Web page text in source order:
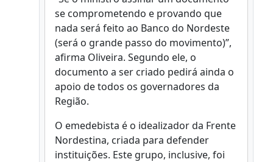
se comprometendo e provando que
nada será feito ao Banco do Nordeste
(será o grande passo do movimento)”,
afirma Oliveira. Segundo ele, o
documento a ser criado pedirá ainda o
apoio de todos os governadores da
Região.
O emedebista é o idealizador da Frente
Nordestina, criada para defender
instituições. Este grupo, inclusive, foi